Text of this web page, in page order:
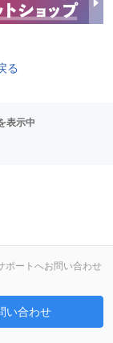
る
表示中
ポートへお問い合わせ
い合わせ